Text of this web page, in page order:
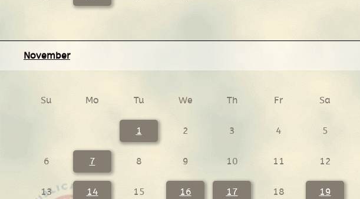
November
Su Mo Tu We Th Fr Sa
1 2 3 4 5
6 7 8 9 10 11 12
13 14 15 16 17 18 19